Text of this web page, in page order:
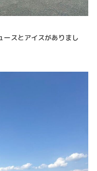
ースとアイスがありまし